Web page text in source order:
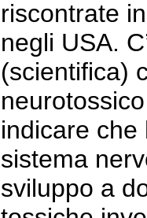
riscontrate
negli USA.
(scientifica)
indicare che
sistema
sviluppo a